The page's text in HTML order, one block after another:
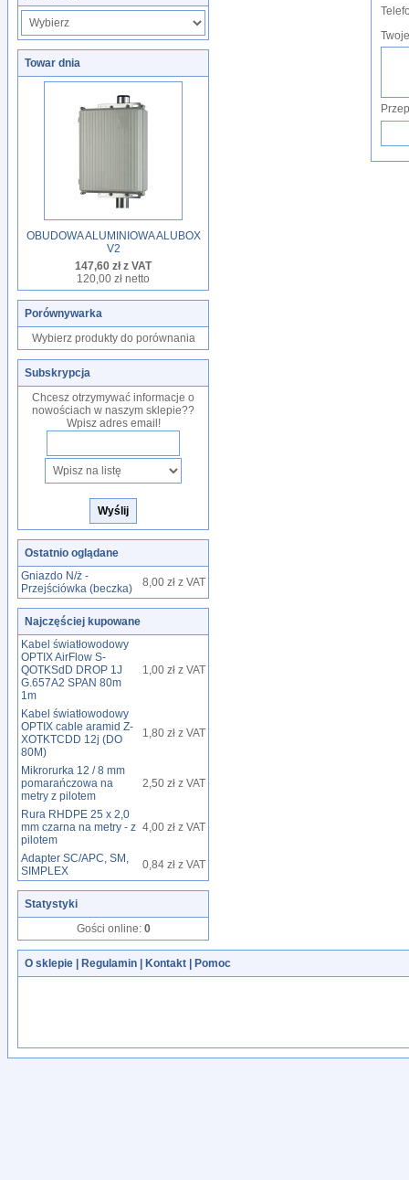
Towar dnia
OBUDOWA ALUMINIOWA ALUBOX
V2
147,60 zł z VAT
120,00 zł netto
Porównywarka
Wybierz produkty do porównania
Subskrypcja
Chcesz otrzymywać informacje o
nowościach w naszym sklepie??
Wpisz adres email!
Ostatnio oglądane
Gniazdo N/ż -
Przejściówka (beczka)
8,00 zł z VAT
Najczęściej kupowane
Kabel światłowodowy
OPTIX AirFlow S-
QOTKSdD DROP 1J
G.657A2 SPAN 80m
1m
1,00 zł z VAT
Kabel światłowodowy
OPTIX cable aramid Z-
XOTKTCDD 12j (DO
80M)
1,80 zł z VAT
Mikrorurka 12 / 8 mm
pomarańczowa na
metry z pilotem
2,50 zł z VAT
Rura RHDPE 25 x 2,0
mm czarna na metry - z
pilotem
4,00 zł z VAT
Adapter SC/APC, SM,
SIMPLEX
0,84 zł z VAT
Statystyki
Gości online: 0
O sklepie Regulamin Kontakt Pomoc